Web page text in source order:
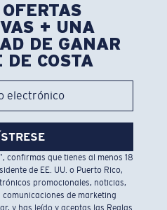
+ UNA
DE GANAR
DE COSTA
electrónico
confirmas que tienes al menos 18
de EE. UU. o Puerto Rico,
promocionales, noticias,
de marketing
y has leído y aceptas las Reglas